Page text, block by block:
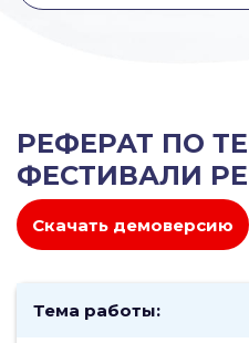
РЕФЕРАТ ПО
ФЕСТИВАЛИ
Скачать демоверсию
Тема работы: